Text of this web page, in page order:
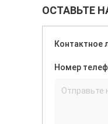
ОСТАВЬТЕ
Контактное
Номер